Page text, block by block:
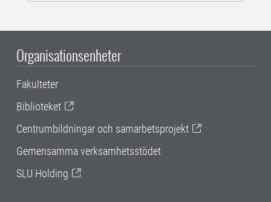
Organisationsenheter
Fakulteter
Biblioteket
Centrumbildningar och samarbetsprojekt
Gemensamma verksamhetsstödet
SLU Holding